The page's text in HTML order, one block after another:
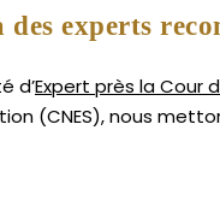
des experts
d’Expert près la Cour
(CNES),nous